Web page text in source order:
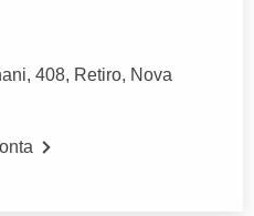
408, Retiro, Nova